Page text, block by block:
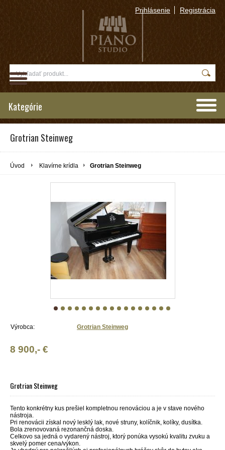
Prihlásenie Registrácia
Kategórie
Grotrian Steinweg
Úvod Klavírne krídla Grotrian Steinweg
Výrobca: Grotrian Steinweg
8 900,- €
Grotrian Steinweg
Tento konkrétny kus prešiel kompletnou renováciou a je v stave nového
nástroja.
Pri renovácii získal nový lesklý lak, nové struny, kolíčnik, kolíky, dusítka.
Bola zrenovovaná rezonančná doska.
Celkovo sa jedná o vydarený nástroj, ktorý ponúka vysokú kvalitu zvuku a
skvelý pomer cena/výkon.